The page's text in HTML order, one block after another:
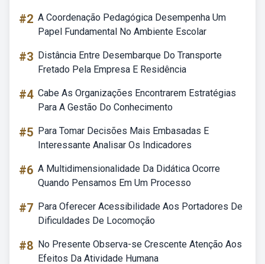
#2 A Coordenação Pedagógica Desempenha Um
Papel Fundamental No Ambiente Escolar
#3 Distância Entre Desembarque Do Transporte
Fretado Pela Empresa E Residência
#4 Cabe As Organizações Encontrarem Estratégias
Para A Gestão Do Conhecimento
#5 Para Tomar Decisões Mais Embasadas E
Interessante Analisar Os Indicadores
#6 A Multidimensionalidade Da Didática Ocorre
Quando Pensamos Em Um Processo
#7 Para Oferecer Acessibilidade Aos Portadores De
Dificuldades De Locomoção
#8 No Presente Observa-se Crescente Atenção Aos
Efeitos Da Atividade Humana